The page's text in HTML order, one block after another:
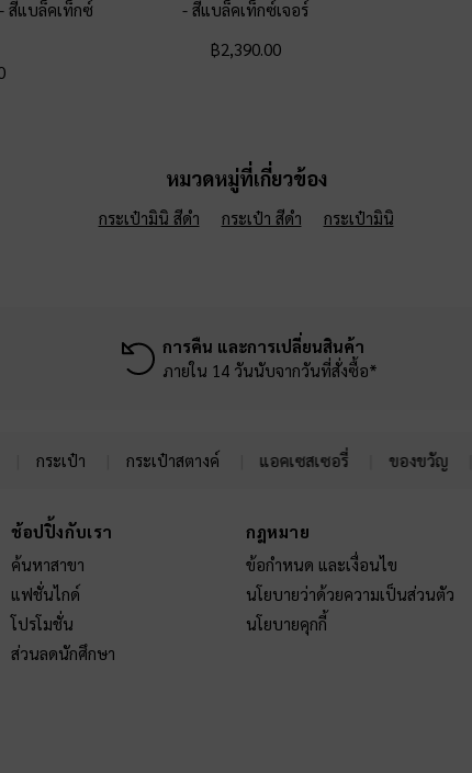
-สีแบล็คเท็กซ์
-สีแบล็คเท็กซ์เจอร์
฿2,390.00
หมวดหมู่ที่เกี่ยวข้อง
กระเป๋ามินิ สีดำ กระเป๋า สีดำ กระเป๋ามินิ
การคืน และการเปลี่ยนสินค้า
ภายใน 14 วันนับจากวันที่สั่งซื้อ*
กระเป๋า กระเป๋าสตางค์ แอคเซสเซอรี่ ของขวัญ
ช้อปปิ้งกับเรา
ค้นหาสาขา
แฟชั่นไกด์
โปรโมชั่น
ส่วนลดนักศึกษา
กฎหมาย
ข้อกำหนด และเงื่อนไข
นโยบายว่าด้วยความเป็นส่วนตัว
นโยบายคุกกี้